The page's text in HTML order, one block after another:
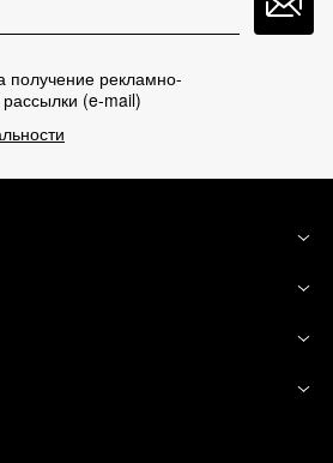
получение рекламно-
(e-mail)